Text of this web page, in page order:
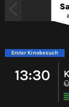
Erster Kinobesuch
13:30